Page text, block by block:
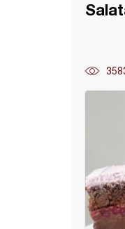
sa belom i crnom